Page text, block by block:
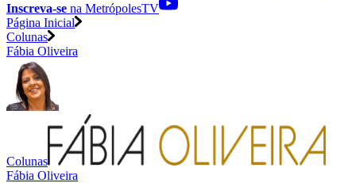
Inscreva-se na MetrópolesTV
Página Inicial
Colunas
Fábia Oliveira
Colunas
Fábia Oliveira